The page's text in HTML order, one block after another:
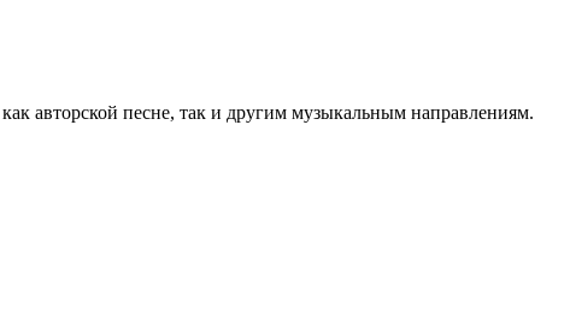
авторской песне, так и другим музыкальным направлениям.